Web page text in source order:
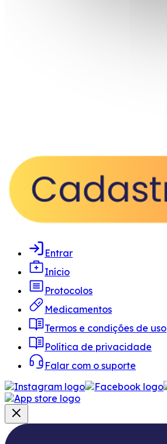
Entrar
Início
Protocolos
Medicamentos
Termos e condições de uso
Política de privacidade
Falar com o suporte